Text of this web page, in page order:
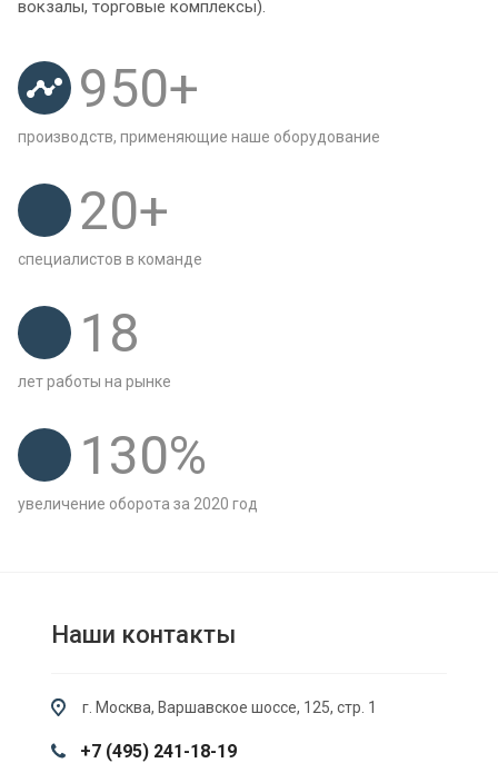
вокзалы, торговые комплексы).
950+
производств, применяющие наше оборудование
20+
специалистов в команде
18
лет работы на рынке
130%
увеличение оборота за 2020 год
Наши контакты
г. Москва, Варшавское шоссе, 125, стр. 1
+7 (495) 241-18-19